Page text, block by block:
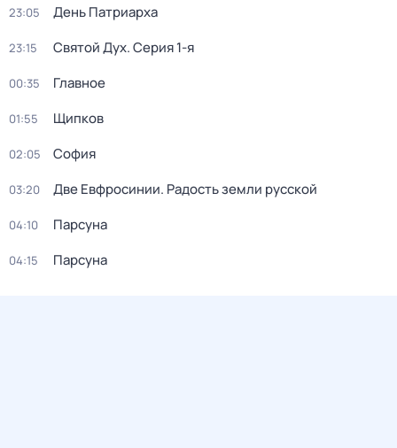
23:05 День Патриарха
23:15 Святой Дух. Серия 1-я
00:35 Главное
01:55 Щипков
02:05 София
03:20 Две Евфросинии. Радость земли русской
04:10 Парсуна
04:15 Парсуна